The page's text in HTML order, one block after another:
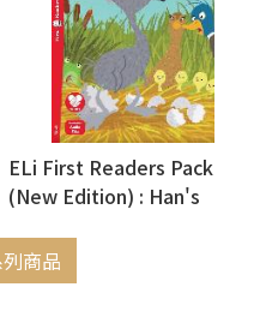
ELi First Readers Pack
(New Edition) : Han's
Stories (with ELi Link APP)
商品